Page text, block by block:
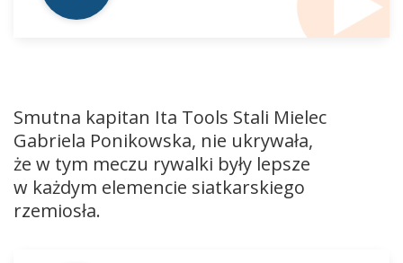
Smutna kapitan Ita Tools Stali Mielec
Gabriela Ponikowska, nie ukrywała,
że w tym meczu rywalki były lepsze
w każdym elemencie siatkarskiego
rzemiosła.